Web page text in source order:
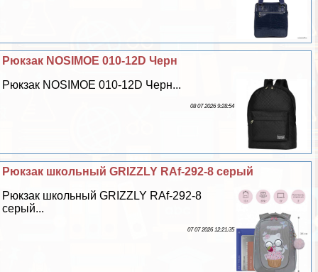
Рюкзак NOSIMOE 010-12D Черн
Рюкзак NOSIMOE 010-12D Черн...
08 07 2026 9:28:54
Рюкзак школьный GRIZZLY RAf-292-8 серый
Рюкзак школьный GRIZZLY RAf-292-8
серый...
07 07 2026 12:21:35